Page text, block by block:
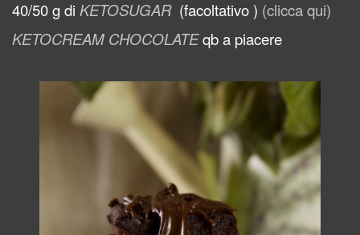
40/50 g di KETOSUGAR(facoltativo ) (clicca qui)
KETOCREAM CHOCOLATEqb a piacere